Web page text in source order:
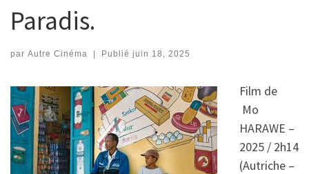
Paradis.
par Autre Cinéma | Publié juin 18, 2025
Film de
Mo
HARAWE –
2025 / 2h14
(Autriche –